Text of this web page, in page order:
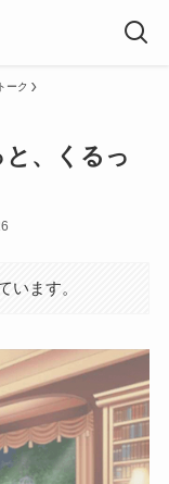
ーク
、くるっ
います。